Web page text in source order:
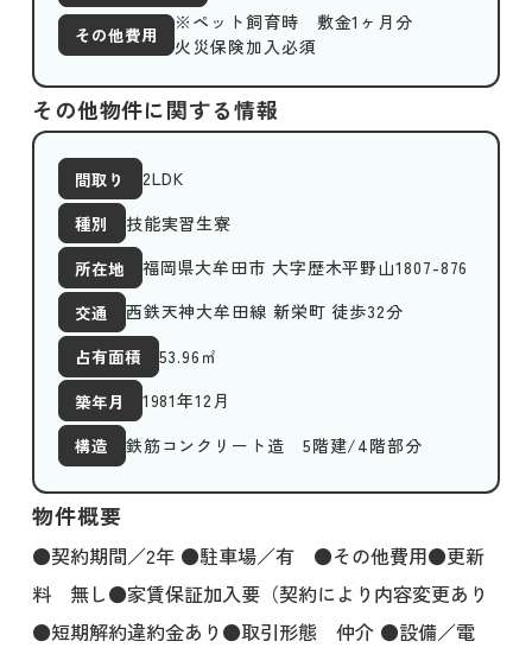
その他費用
※ペット飼育時 敷金1ヶ月分
火災保険加入必須
その他物件に関する情報
間取り
2LDK
種別
技能実習生寮
所在地
福岡県大牟田市 大字歴木平野山1807-876
交通
西鉄天神大牟田線 新栄町 徒歩32分
占有面積
53.96 ㎡
築年月
1981年12月
構造
鉄筋コンクリート造 5階建/4階部分
物件概要
●契約期間／2年 ●駐車場／有 ●その他費用●更新
料 無し●家賃保証加入要（契約により内容変更あり
●短期解約違約金あり●取引形態 仲介 ●設備／電